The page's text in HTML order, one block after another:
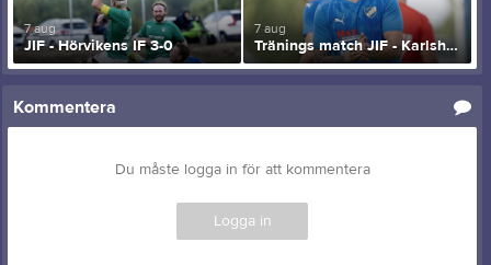
7 aug
JIF - Hörvikens IF 3-0
7 aug
Tränings match JIF - Karlshamns United
Kommentera
Du måste logga in för att kommentera
Logga in